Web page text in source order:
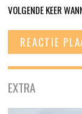
VOLGENDE KEER
EXTRA